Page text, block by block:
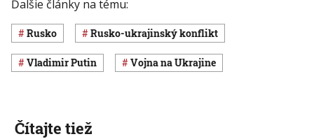
Ďalšie články na tému:
Rusko rusko-ukrajinský konflikt
Vladimir Putin vojna na Ukrajine
Čítajte tiež